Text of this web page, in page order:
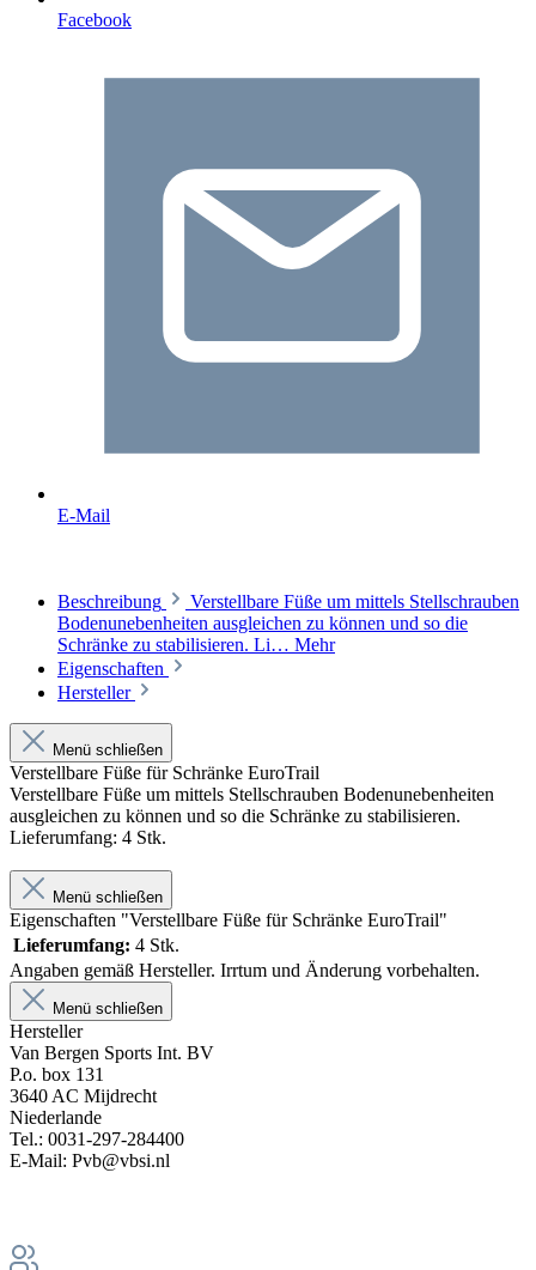
Facebook
E-Mail
Beschreibung
Verstellbare Füße um mittels Stellschrauben
Bodenunebenheiten ausgleichen zu können und so die
Schränke zu stabilisieren. Li… Mehr
Eigenschaften
Hersteller
Menü schließen
Verstellbare Füße für Schränke EuroTrail
Verstellbare Füße um mittels Stellschrauben Bodenunebenheiten
ausgleichen zu können und so die Schränke zu stabilisieren.
Lieferumfang: 4 Stk.
Menü schließen
Eigenschaften "Verstellbare Füße für Schränke EuroTrail"
Lieferumfang: 4 Stk.
Angaben gemäß Hersteller. Irrtum und Änderung vorbehalten.
Menü schließen
Hersteller
Van Bergen Sports Int. BV
P.o. box 131
3640 AC Mijdrecht
Niederlande
Tel.: 0031-297-284400
E-Mail: Pvb@vbsi.nl